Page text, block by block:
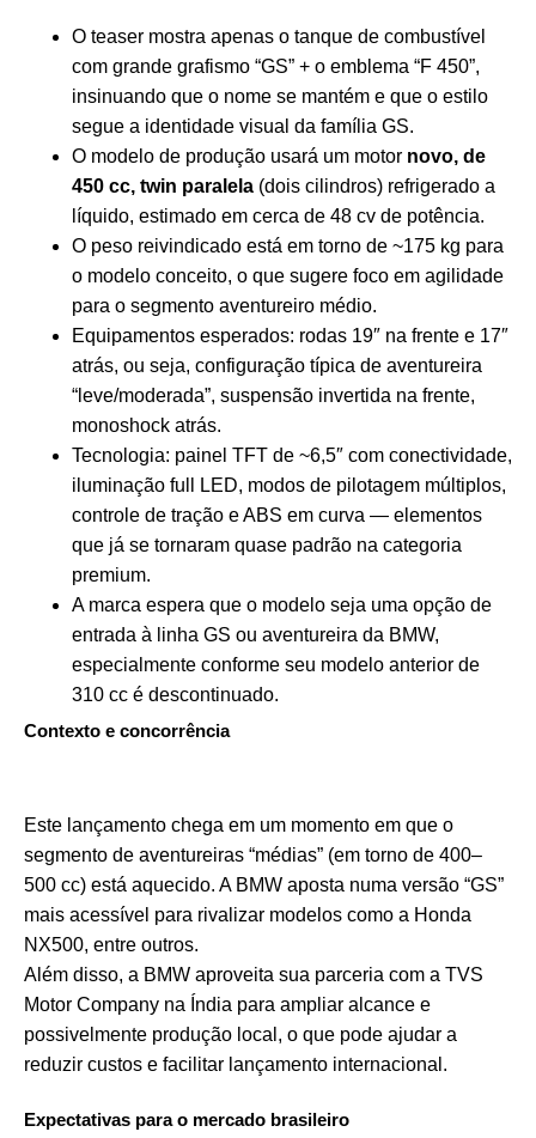
O teaser mostra apenas o tanque de combustível
com grande grafismo “GS” + o emblema “F 450”,
insinuando que o nome se mantém e que o estilo
segue a identidade visual da família GS.
O modelo de produção usará um motor novo, de
450 cc, twin paralela (dois cilindros) refrigerado a
líquido, estimado em cerca de 48 cv de potência.
O peso reivindicado está em torno de ~175 kg para
o modelo conceito, o que sugere foco em agilidade
para o segmento aventureiro médio.
Equipamentos esperados: rodas 19″ na frente e 17″
atrás, ou seja, configuração típica de aventureira
“leve/moderada”, suspensão invertida na frente,
monoshock atrás.
Tecnologia: painel TFT de ~6,5″ com conectividade,
iluminação full LED, modos de pilotagem múltiplos,
controle de tração e ABS em curva — elementos
que já se tornaram quase padrão na categoria
premium.
A marca espera que o modelo seja uma opção de
entrada à linha GS ou aventureira da BMW,
especialmente conforme seu modelo anterior de
310 cc é descontinuado.
Contexto e concorrência
Este lançamento chega em um momento em que o
segmento de aventureiras “médias” (em torno de 400–
500 cc) está aquecido. A BMW aposta numa versão “GS”
mais acessível para rivalizar modelos como a Honda
NX500, entre outros.
Além disso, a BMW aproveita sua parceria com a TVS
Motor Company na Índia para ampliar alcance e
possivelmente produção local, o que pode ajudar a
reduzir custos e facilitar lançamento internacional.
Expectativas para o mercado brasileiro